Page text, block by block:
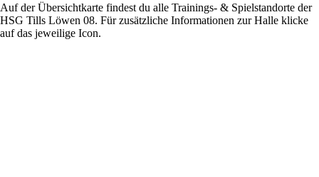
Auf der Übersichtkarte findest du alle Trainings- & Spielstandorte der
HSG Tills Löwen 08. Für zusätzliche Informationen zur Halle klicke
auf das jeweilige Icon.